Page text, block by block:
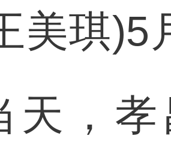
美琪)5
天，